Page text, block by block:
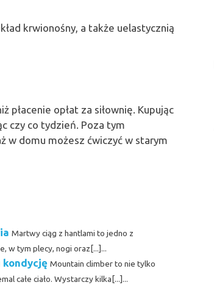
krwionośny, a także uelastycznią
opłat za siłownię. Kupując
czy co tydzień. Poza tym
w domu możesz ćwiczyć w starym
Martwy ciąg z hantlami to jedno z
w tym plecy, nogi oraz[...]...
kondycję Mountain climber to nie tylko
całe ciało. Wystarczy kilka[...]...